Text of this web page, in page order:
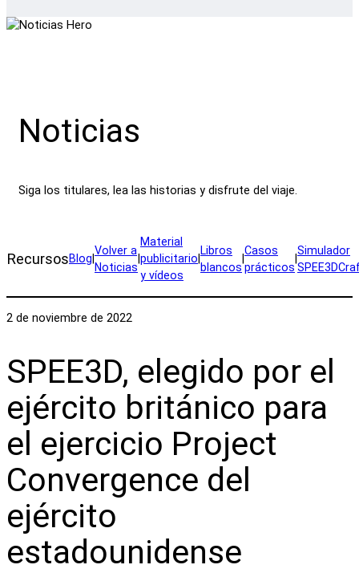
Noticias
Siga los titulares, lea las historias y disfrute del viaje.
RecursosBlog
Volver a
Noticias
Material
publicitario
y vídeos
Libros
blancos
Casos
prácticos
Simulador
2 de noviembre de 2022
SPEE3D, elegido por el
ejército británico para
el ejercicio Project
Convergence del
ejército
estadounidense